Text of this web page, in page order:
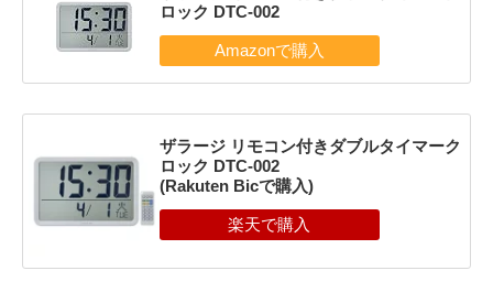
ロック DTC-002
ザラージ リモコン付きダブルタイマーク
ロック DTC-002
(Rakuten Bicで購入)